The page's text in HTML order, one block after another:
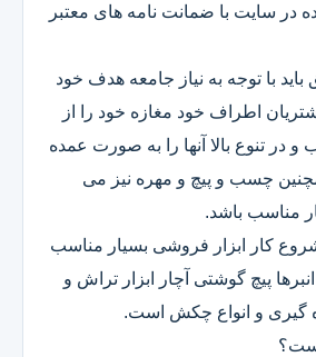
در سایت با ضمانت نامه های معتبر
با توجه به نیاز جامعه هدف خود
اطراف خود مغازه خود را از
و در تنوع بالا آنها را به صورت عمده
چسب و پیچ و مهره نیز می
مناسب باشد.
کار ابزار فروشی بسیار مناسب
پیچ گوشتی آچار ابزار تراش و
گیری و انواع چکش است.